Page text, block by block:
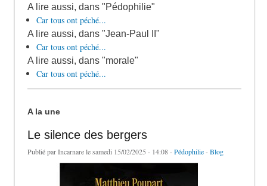
A lire aussi, dans "Pédophilie"
Car tous ont péché...
A lire aussi, dans "Jean-Paul II"
Car tous ont péché...
A lire aussi, dans "morale"
Car tous ont péché...
A la une
Le silence des bergers
Publié parIncarnarele samedi 15/02/2025 - 14:08 -Pédophilie-Blog